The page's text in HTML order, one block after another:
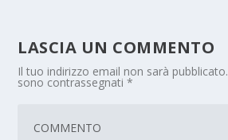
LASCIA UN COMMENTO
Il tuo indirizzo email non sarà pubblicato.
sono contrassegnati*